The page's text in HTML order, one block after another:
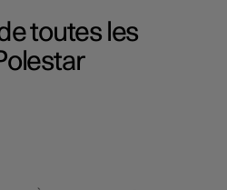
toutes les